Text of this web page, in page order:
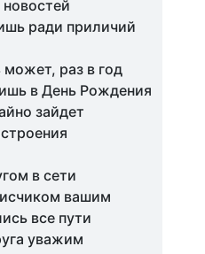
ради приличий
раз в год
в День Рождения
зайдет
в сети
вашим
все пути
уважим